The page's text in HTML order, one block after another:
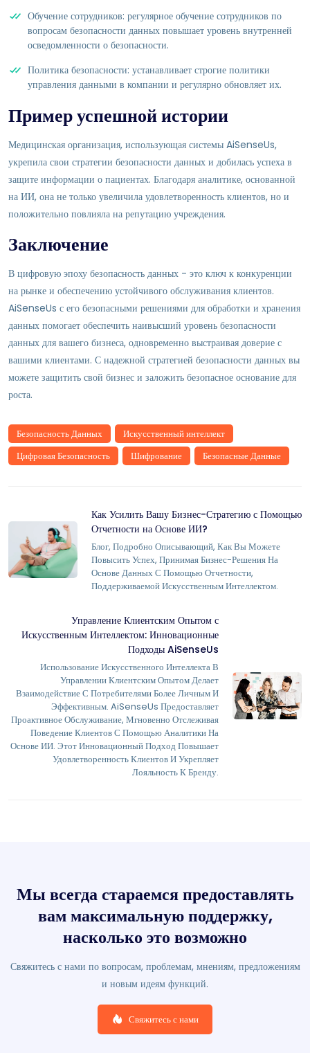
Обучение сотрудников: регулярное обучение сотрудников по
вопросам безопасности данных повышает уровень внутренней
осведомленности о безопасности.
Политика безопасности: устанавливает строгие политики
управления данными в компании и регулярно обновляет их.
Пример успешной истории
Медицинская организация, использующая системы AiSenseUs,
укрепила свои стратегии безопасности данных и добилась успеха в
защите информации о пациентах. Благодаря аналитике, основанной
на ИИ, она не только увеличила удовлетворенность клиентов, но и
положительно повлияла на репутацию учреждения.
Заключение
В цифровую эпоху безопасность данных - это ключ к конкуренции
на рынке и обеспечению устойчивого обслуживания клиентов.
AiSenseUs с его безопасными решениями для обработки и хранения
данных помогает обеспечить наивысший уровень безопасности
данных для вашего бизнеса, одновременно выстраивая доверие с
вашими клиентами. С надежной стратегией безопасности данных вы
можете защитить свой бизнес и заложить безопасное основание для
роста.
Безопасность Данных
Искусственный интеллект
Цифровая Безопасность
Шифрование Безопасные Данные
Как Усилить Вашу Бизнес-Стратегию с Помощью
Отчетности на Основе ИИ?
Блог, Подробно Описывающий, Как Вы Можете
Повысить Успех, Принимая Бизнес-Решения На
Основе Данных С Помощью Отчетности,
Поддерживаемой Искусственным Интеллектом.
Управление Клиентским Опытом с
Искусственным Интеллектом: Инновационные
Подходы AiSenseUs
Использование Искусственного Интеллекта В
Управлении Клиентским Опытом Делает
Взаимодействие С Потребителями Более Личным И
Эффективным. AiSenseUs Предоставляет
Проактивное Обслуживание, Мгновенно Отслеживая
Поведение Клиентов С Помощью Аналитики На
Основе ИИ. Этот Инновационный Подход Повышает
Удовлетворенность Клиентов И Укрепляет
Лояльность К Бренду.
Мы всегда стараемся предоставлять
вам максимальную поддержку,
насколько это возможно
Свяжитесь с нами по вопросам, проблемам, мнениям, предложениям
и новым идеям функций.
Свяжитесь с нами